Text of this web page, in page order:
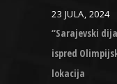
23 JULA, 2024
“Sarajevski
ispred
lokacija